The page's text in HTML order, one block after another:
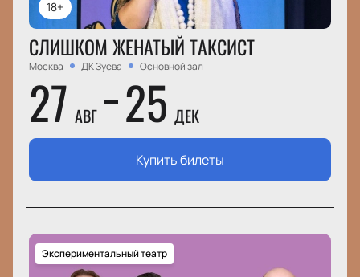
18+
СЛИШКОМ ЖЕНАТЫЙ ТАКСИСТ
Москва ДК Зуева Основной зал
27 АВГ 25 ДЕК
Купить билеты
Экспериментальный театр